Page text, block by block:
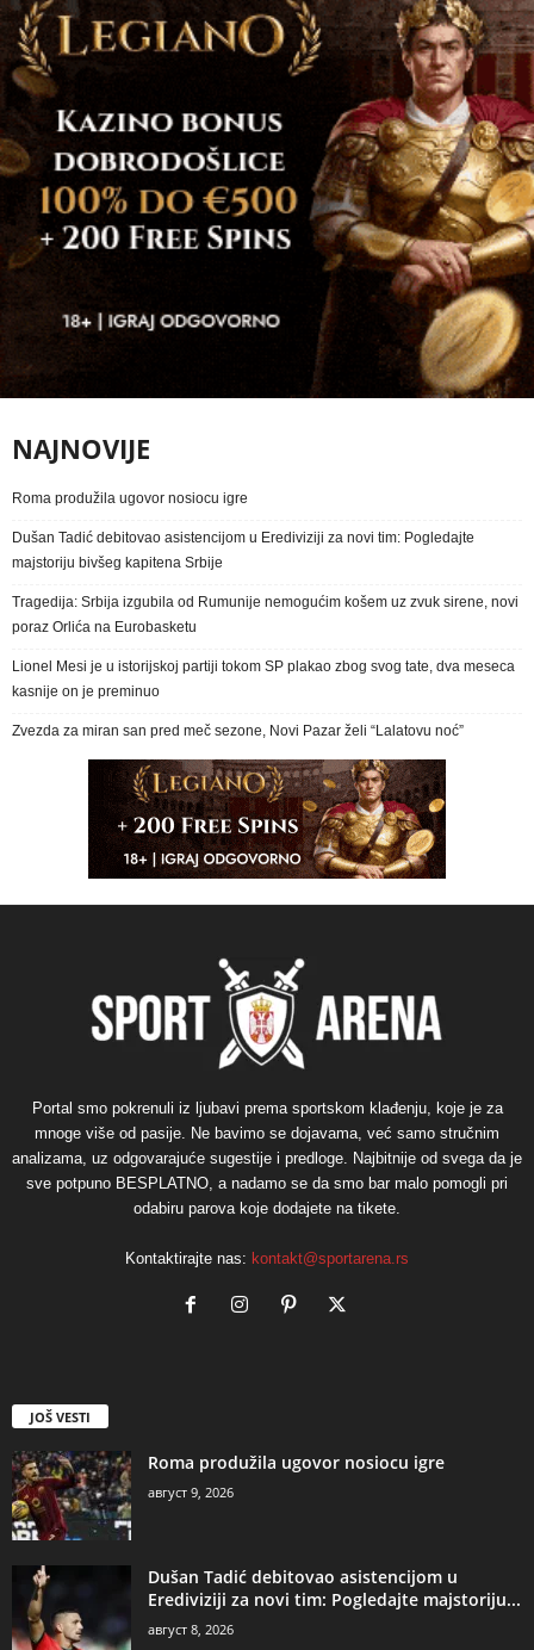
NAJNOVIJE
Roma produžila ugovor nosiocu igre
Dušan Tadić debitovao asistencijom u Erediviziji za novi tim: Pogledajte
majstoriju bivšeg kapitena Srbije
Tragedija: Srbija izgubila od Rumunije nemogućim košem uz zvuk sirene, novi
poraz Orlića na Eurobasketu
Lionel Mesi je u istorijskoj partiji tokom SP plakao zbog svog tate, dva meseca
kasnije on je preminuo
Zvezda za miran san pred meč sezone, Novi Pazar želi “Lalatovu noć”
Portal smo pokrenuli iz ljubavi prema sportskom klađenju, koje je za
mnoge više od pasije. Ne bavimo se dojavama, već samo stručnim
analizama, uz odgovarajuće sugestije i predloge. Najbitnije od svega da je
sve potpuno BESPLATNO, a nadamo se da smo bar malo pomogli pri
odabiru parova koje dodajete na tikete.
Kontaktirajte nas: kontakt@sportarena.rs
JOŠ VESTI
Roma produžila ugovor nosiocu igre
август 9, 2026
Dušan Tadić debitovao asistencijom u
Erediviziji za novi tim: Pogledajte majstoriju...
август 8, 2026